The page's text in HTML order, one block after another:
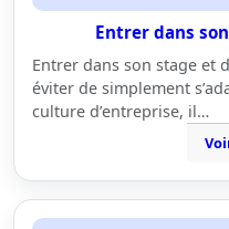
Entrer dans
Entrer dans son stage et
éviter de simplement
culture d’entreprise, il…